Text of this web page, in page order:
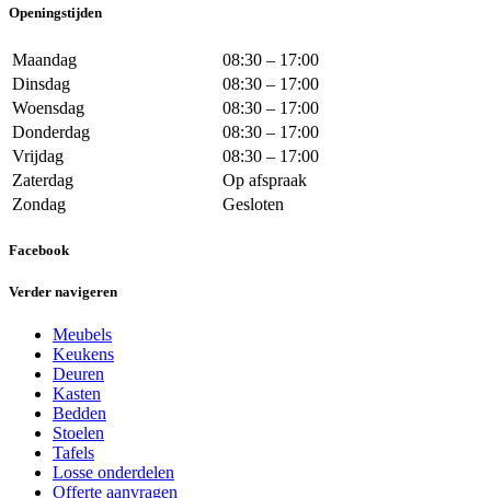
Openingstijden
Maandag
08:30 – 17:00
Dinsdag
08:30 – 17:00
Woensdag
08:30 – 17:00
Donderdag
08:30 – 17:00
Vrijdag
08:30 – 17:00
Zaterdag
Op afspraak
Zondag
Gesloten
Facebook
Verder navigeren
Meubels
Keukens
Deuren
Kasten
Bedden
Stoelen
Tafels
Losse onderdelen
Offerte aanvragen